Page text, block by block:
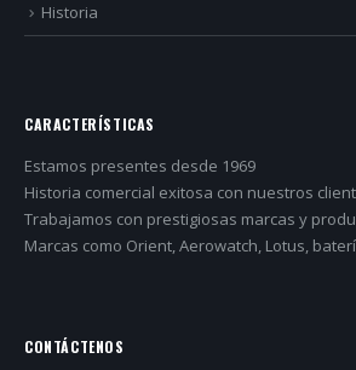
Historia
CARACTERÍSTICAS
Estamos presentes desde 1969
Historia comercial exitosa con nuestros
Trabajamos con prestigiosas marcas y
Marcas como Orient, Aerowatch, Lotus,
CONTÁCTENOS